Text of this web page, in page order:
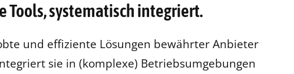
Tools, systematisch integriert.
und effiziente Lösungen bewährter Anbieter
sie in (komplexe) Betriebsumgebungen